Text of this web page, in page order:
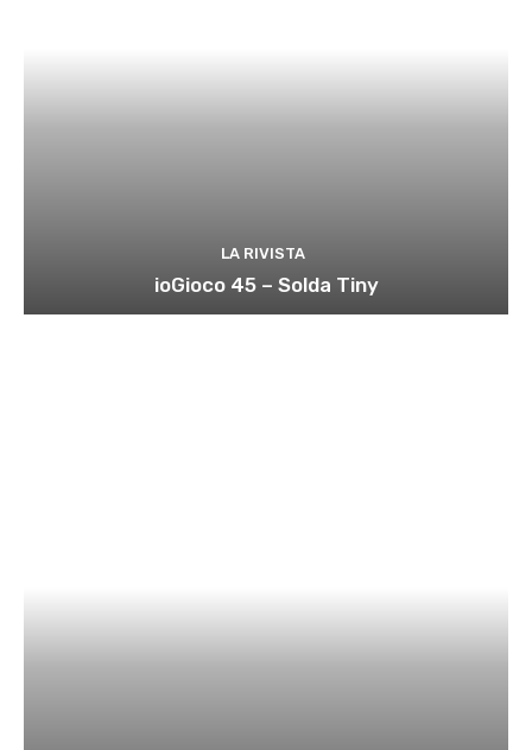
LA RIVISTA
ioGioco 45 – Solda Tiny